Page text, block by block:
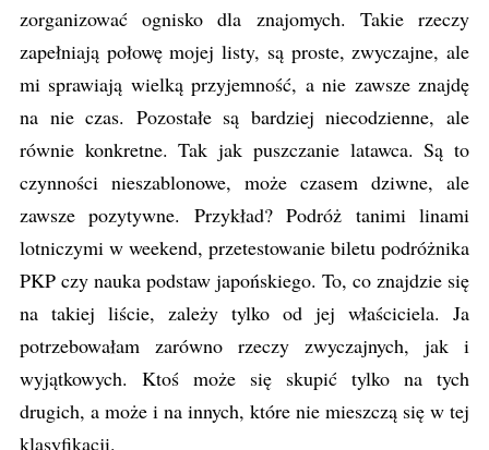
zorganizować ognisko dla znajomych. Takie rzeczy
zapełniają połowę mojej listy, są proste, zwyczajne, ale
mi sprawiają wielką przyjemność, a nie zawsze znajdę
na nie czas. Pozostałe są bardziej niecodzienne, ale
równie konkretne. Tak jak puszczanie latawca. Są to
czynności nieszablonowe, może czasem dziwne, ale
zawsze pozytywne. Przykład? Podróż tanimi linami
lotniczymi w weekend, przetestowanie biletu podróżnika
PKP czy nauka podstaw japońskiego. To, co znajdzie się
na takiej liście, zależy tylko od jej właściciela. Ja
potrzebowałam zarówno rzeczy zwyczajnych, jak i
wyjątkowych. Ktoś może się skupić tylko na tych
drugich, a może i na innych, które nie mieszczą się w tej
klasyfikacji.